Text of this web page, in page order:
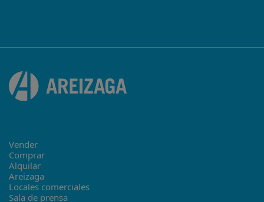
Vender
Comprar
Alquilar
Areizaga
Locales comerciales
Sala de prensa